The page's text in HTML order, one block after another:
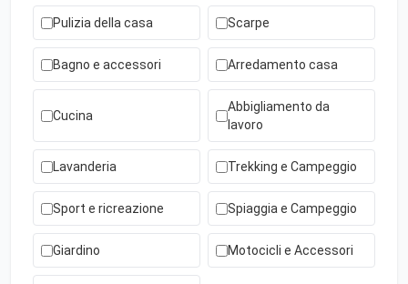
Pulizia della casa Scarpe
Bagno e accessori Arredamento casa
Cucina
Abbigliamento da
lavoro
Lavanderia Trekking e Campeggio
Sport e ricreazione Spiaggia e Campeggio
Giardino Motocicli e Accessori